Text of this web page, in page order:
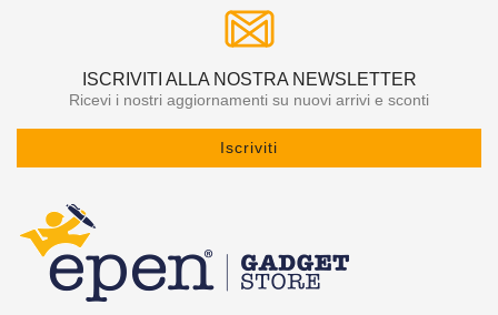
ISCRIVITI ALLA NOSTRA NEWSLETTER
Ricevi i nostri aggiornamenti su nuovi arrivi e sconti
Iscriviti